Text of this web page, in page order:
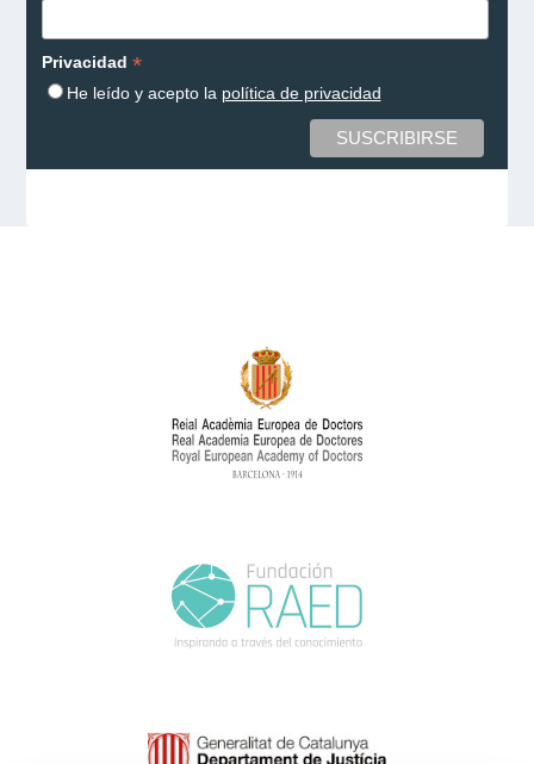
Privacidad *
He leído y acepto la política de privacidad